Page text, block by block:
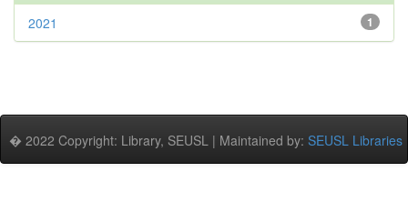
1
2021
� 2022 Copyright: Library, SEUSL | Maintained by: SEUSL Libraries